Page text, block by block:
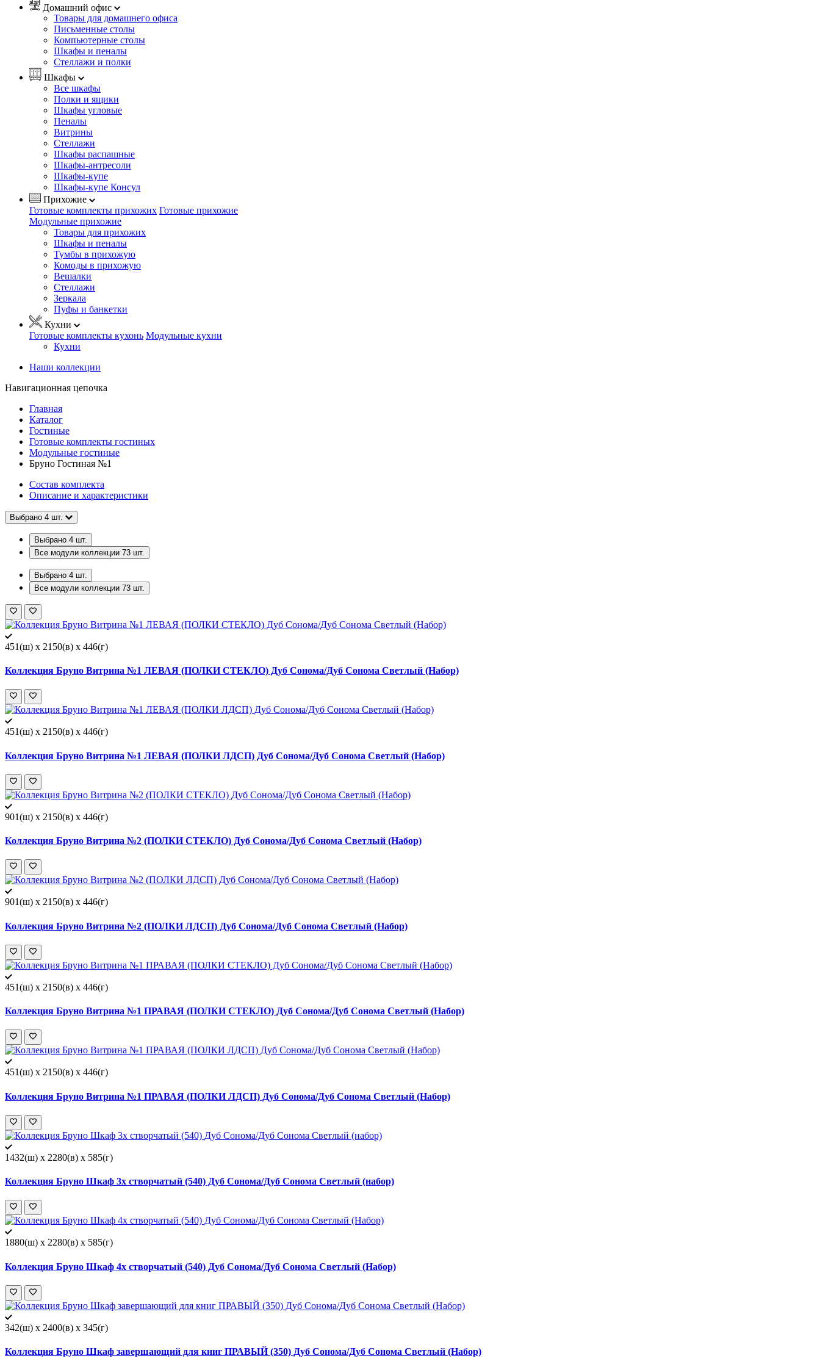
Домашний офис
Товары для домашнего офиса
Письменные столы
Компьютерные столы
Шкафы и пеналы
Стеллажи и полки
Шкафы
Все шкафы
Полки и ящики
Шкафы угловые
Пеналы
Витрины
Стеллажи
Шкафы распашные
Шкафы-антресоли
Шкафы-купе
Шкафы-купе Консул
Прихожие
Готовые комплекты прихожих Готовые прихожие
Модульные прихожие
Товары для прихожих
Шкафы и пеналы
Тумбы в прихожую
Комоды в прихожую
Вешалки
Стеллажи
Зеркала
Пуфы и банкетки
Кухни
Готовые комплекты кухонь Модульные кухни
Кухни
Наши коллекции
Навигационная цепочка
Главная
Каталог
Гостиные
Готовые комплекты гостиных
Модульные гостиные
Бруно Гостиная №1
Состав комплекта
Описание и характеристики
Выбрано 4 шт.
Выбрано 4 шт.
Все модули коллекции 73 шт.
Выбрано 4 шт.
Все модули коллекции 73 шт.
451(ш) x 2150(в) x 446(г)
Коллекция Бруно Витрина №1 ЛЕВАЯ (ПОЛКИ СТЕКЛО) Дуб Сонома/Дуб Сонома Светлый (Набор)
451(ш) x 2150(в) x 446(г)
Коллекция Бруно Витрина №1 ЛЕВАЯ (ПОЛКИ ЛДСП) Дуб Сонома/Дуб Сонома Светлый (Набор)
901(ш) x 2150(в) x 446(г)
Коллекция Бруно Витрина №2 (ПОЛКИ СТЕКЛО) Дуб Сонома/Дуб Сонома Светлый (Набор)
901(ш) x 2150(в) x 446(г)
Коллекция Бруно Витрина №2 (ПОЛКИ ЛДСП) Дуб Сонома/Дуб Сонома Светлый (Набор)
451(ш) x 2150(в) x 446(г)
Коллекция Бруно Витрина №1 ПРАВАЯ (ПОЛКИ СТЕКЛО) Дуб Сонома/Дуб Сонома Светлый (Набор)
451(ш) x 2150(в) x 446(г)
Коллекция Бруно Витрина №1 ПРАВАЯ (ПОЛКИ ЛДСП) Дуб Сонома/Дуб Сонома Светлый (Набор)
1432(ш) x 2280(в) x 585(г)
Коллекция Бруно Шкаф 3х створчатый (540) Дуб Сонома/Дуб Сонома Светлый (набор)
1880(ш) x 2280(в) x 585(г)
Коллекция Бруно Шкаф 4х створчатый (540) Дуб Сонома/Дуб Сонома Светлый (Набор)
342(ш) x 2400(в) x 345(г)
Коллекция Бруно Шкаф завершающий для книг ПРАВЫЙ (350) Дуб Сонома/Дуб Сонома Светлый (Набор)